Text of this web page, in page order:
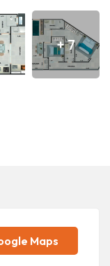
+ 7
Maps